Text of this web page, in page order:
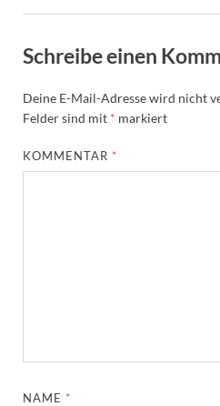
Schreibe einen
Deine E-Mail-Adresse wird nicht
Felder sind mit * markiert
KOMMENTAR *
NAME *